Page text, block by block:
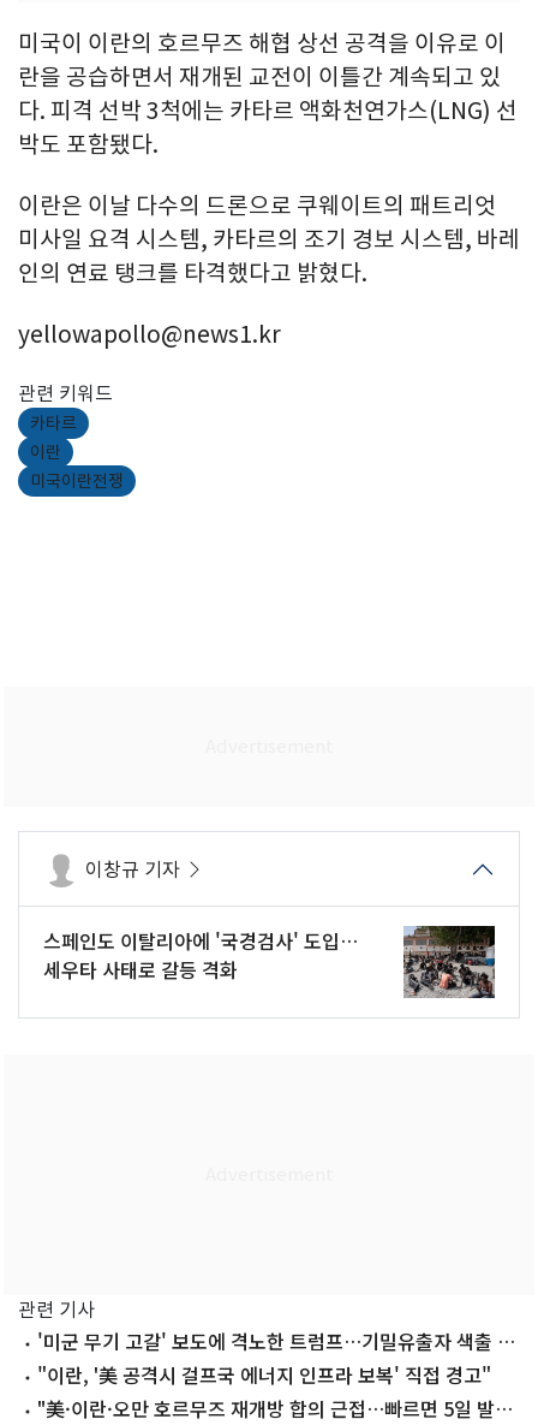
미국이 이란의 호르무즈 해협 상선 공격을 이유로 이
란을 공습하면서 재개된 교전이 이틀간 계속되고 있
다. 피격 선박 3척에는 카타르 액화천연가스(LNG) 선
박도 포함됐다.
이란은 이날 다수의 드론으로 쿠웨이트의 패트리엇
미사일 요격 시스템, 카타르의 조기 경보 시스템, 바레
인의 연료 탱크를 타격했다고 밝혔다.
yellowapollo@news1.kr
관련 키워드
카타르
이란
미국이란전쟁
이창규 기자
스페인도 이탈리아에 '국경검사' 도입…
세우타 사태로 갈등 격화
관련 기사
'미군 무기 고갈' 보도에 격노한 트럼프…기밀유출자 색출 지
시 "이란, '美 공격시 걸프국 에너지 인프라 보복' 직접 경고"
"美·이란·오만 호르무즈 재개방 합의 근접…빠르면 5일 발